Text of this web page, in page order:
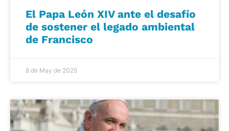
El Papa León XIV ante el desafío
de sostener el legado ambiental
de Francisco
8 de May de 2025